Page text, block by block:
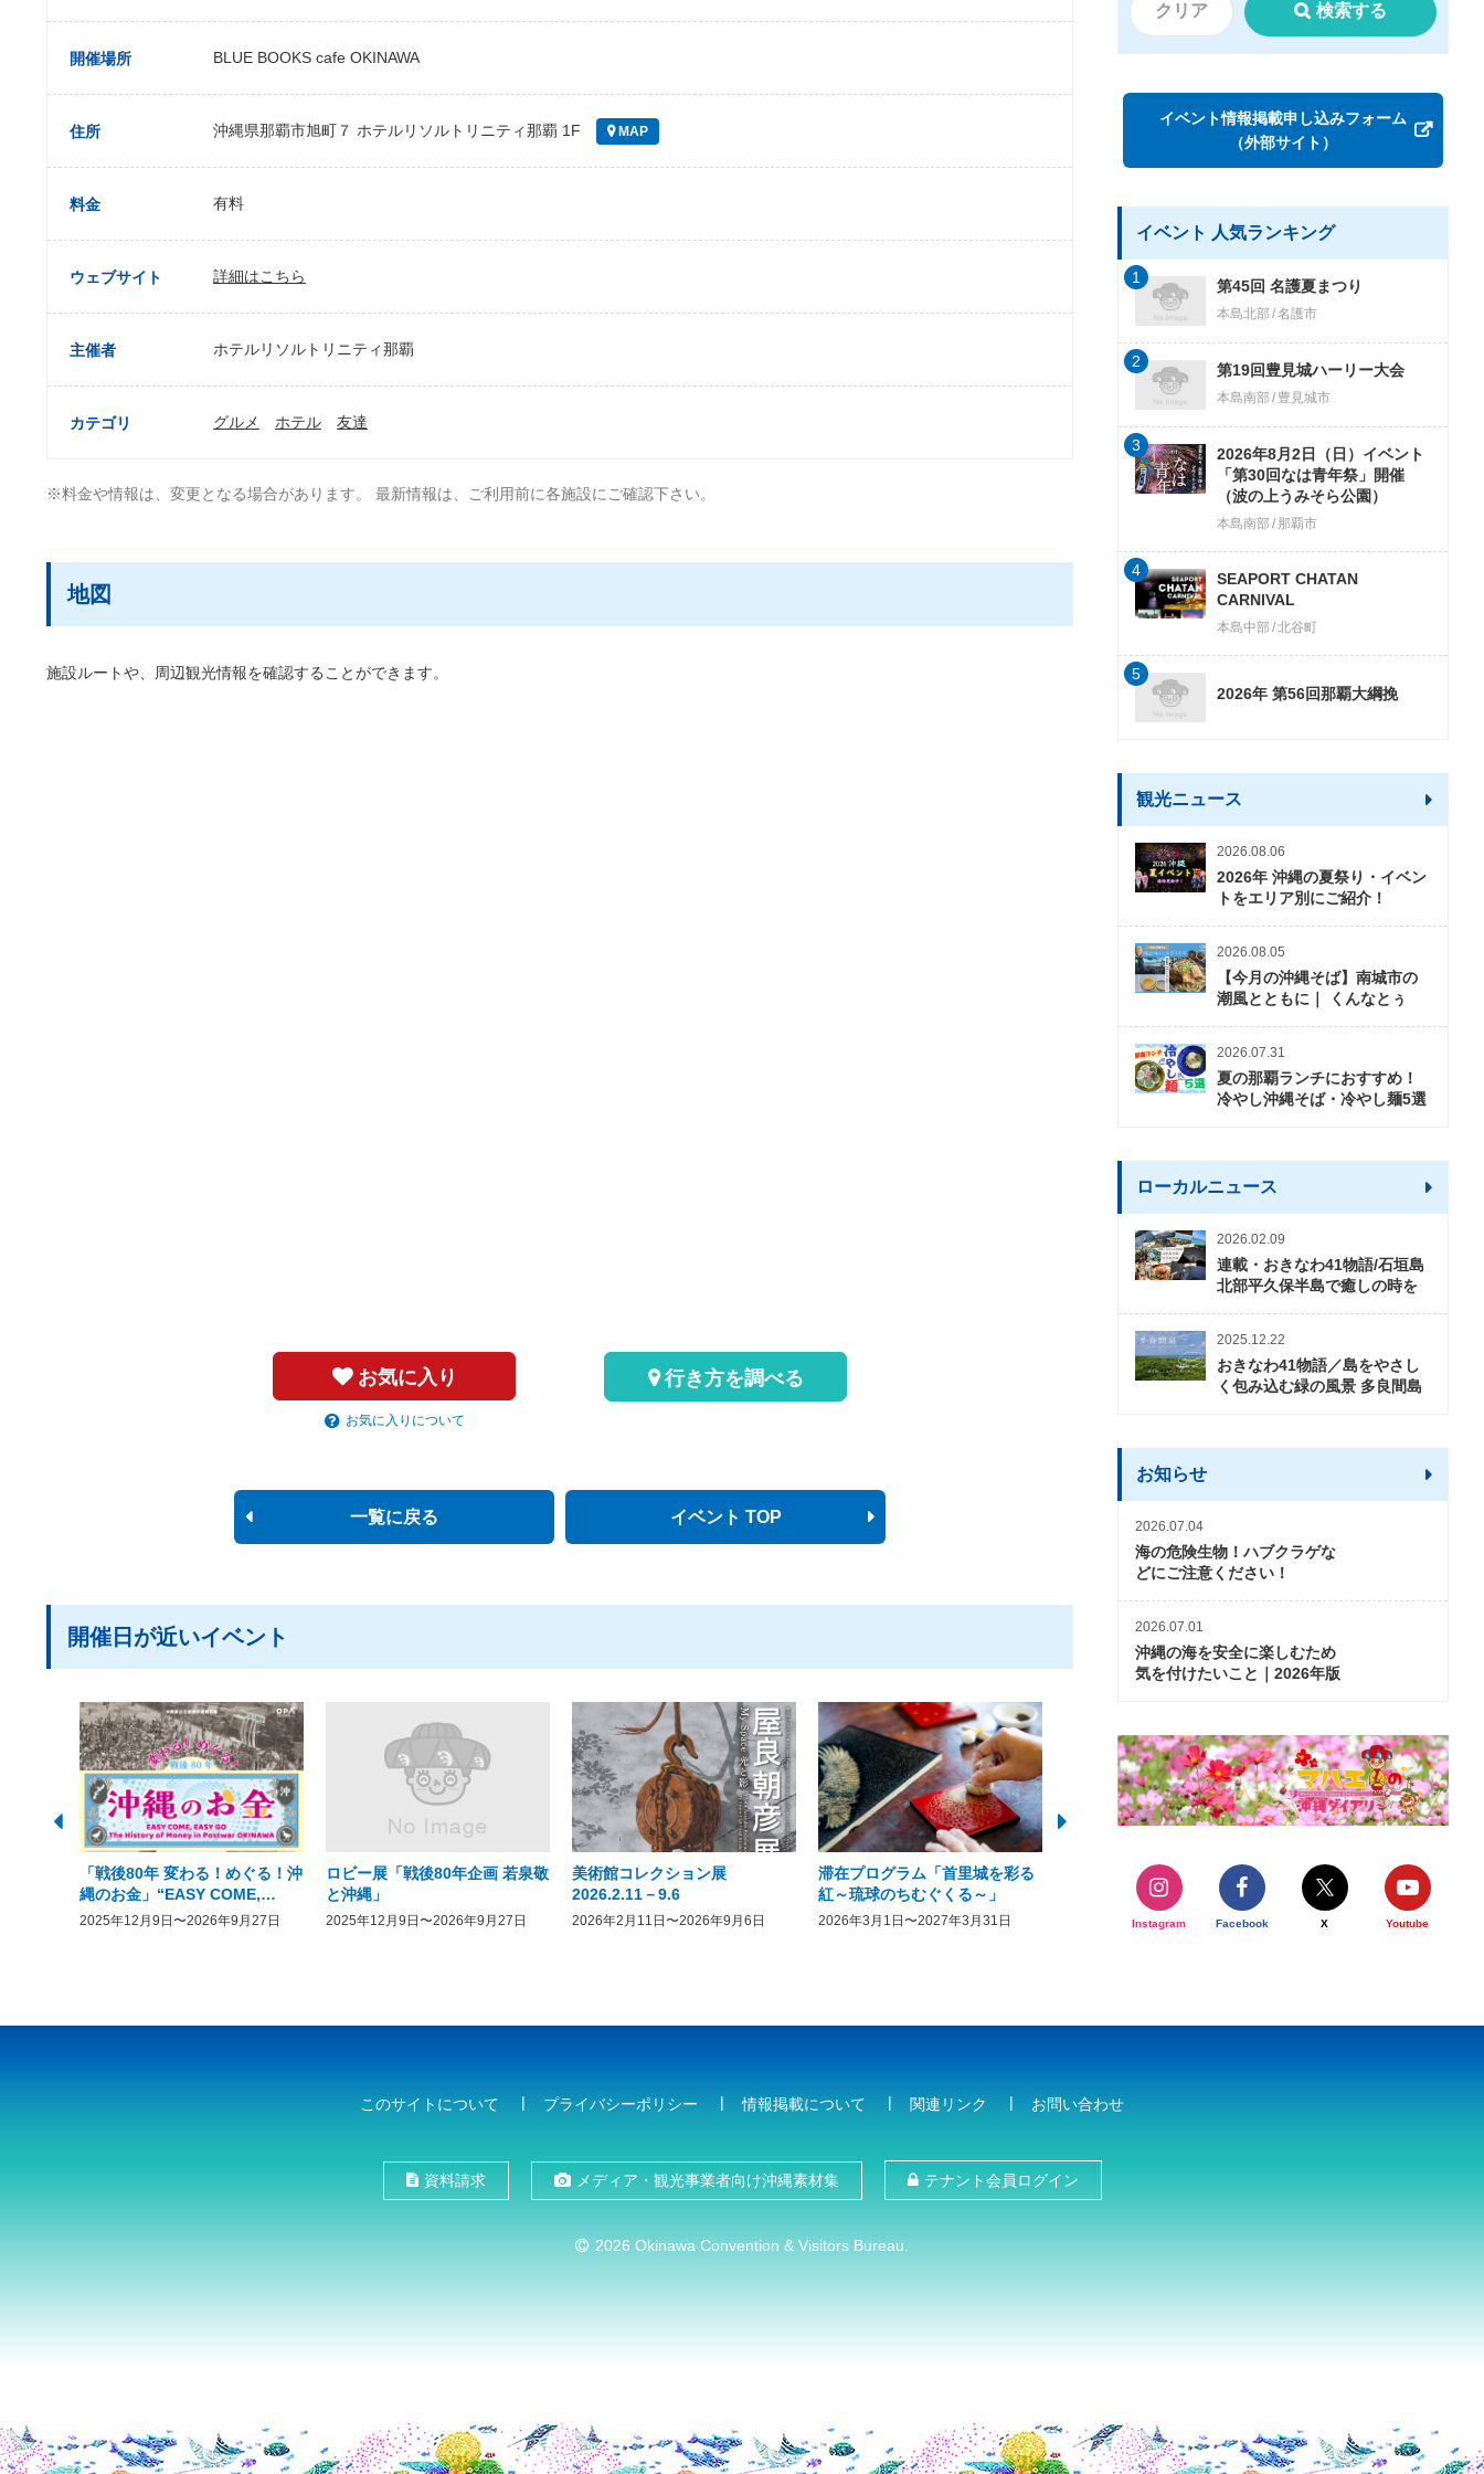
開催場所 BLUE BOOKS cafe OKINAWA
住所 沖縄県那覇市旭町７ ホテルリソルトリニティ那覇 1F MAP
料金 有料
ウェブサイト 詳細はこちら
主催者 ホテルリソルトリニティ那覇
カテゴリ グルメ ホテル 友達
※料金や情報は、変更となる場合があります。 最新情報は、ご利用前に各施設にご確認下さい。
地図
施設ルートや、周辺観光情報を確認することができます。
お気に入り
お気に入りについて
行き方を調べる
一覧に戻る イベント TOP
開催日が近いイベント
「戦後80年 変わる！めぐる！沖
縄のお金」“EASY COME,
EASY GO － The History of
2025年12月9日〜2026年9月27日
ロビー展「戦後80年企画 若泉敬
と沖縄」
2025年12月9日〜2026年9月27日
美術館コレクション展
2026.2.11－9.6
2026年2月11日〜2026年9月6日
滞在プログラム「首里城を彩る
紅～琉球のちむぐくる～」
2026年3月1日〜2027年3月31日
2026年度 かりゆしビーチ営業
期間および営業時間のお知らせ
2026年3月5日〜2026年10月31日
【期間限定】オーシャ
開催について
2026年3月20日〜2026年11
クリア 検索する
イベント情報掲載申し込みフォーム
（外部サイト）
イベント 人気ランキング
第45回 名護夏まつり
本島北部 名護市
1
第19回豊見城ハーリー大会
本島南部 豊見城市
2
2026年8月2日（日）イベント
「第30回なは青年祭」開催
（波の上うみそら公園）
本島南部 那覇市
3
SEAPORT CHATAN
CARNIVAL
本島中部 北谷町
4
2026年 第56回那覇大綱挽
5
観光ニュース
2026.08.06
2026年 沖縄の夏祭り・イベン
トをエリア別にご紹介！
2026.08.05
【今月の沖縄そば】南城市の
潮風とともに｜ くんなとぅ
2026.07.31
夏の那覇ランチにおすすめ！
冷やし沖縄そば・冷やし麺5選
ローカルニュース
2026.02.09
連載・おきなわ41物語/石垣島
北部平久保半島で癒しの時を
2025.12.22
おきなわ41物語／島をやさし
く包み込む緑の風景 多良間島
お知らせ
2026.07.04
海の危険生物！ハブクラゲな
どにご注意ください！
2026.07.01
沖縄の海を安全に楽しむため
気を付けたいこと｜2026年版
Instagram Facebook X Youtube
このサイトについて プライバシーポリシー 情報掲載について 関連リンク お問い合わせ
資料請求 メディア・観光事業者向け沖縄素材集 テナント会員ログイン
2026 Okinawa Convention & Visitors Bureau.